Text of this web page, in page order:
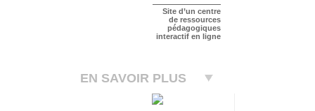
Site d’un centre
de ressources
pédagogiques
interactif en ligne
EN SAVOIR PLUS